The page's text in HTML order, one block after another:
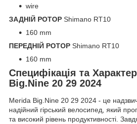
wire
ЗАДНІЙ РОТОР Shimano RT10
160 mm
ПЕРЕДНІЙ РОТОР Shimano RT10
160 mm
Специфікація та
Big.Nine 20 29 2024
Merida Big.Nine 20 29 2024 - це
надійний гірський велосипед, який
та високий рівень продуктивності.